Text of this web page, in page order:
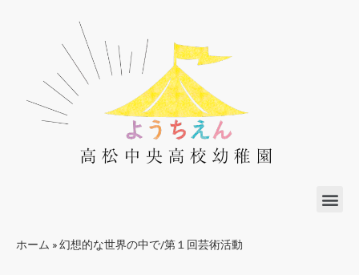
ホーム »幻想的な世界の中で/第１回芸術活動